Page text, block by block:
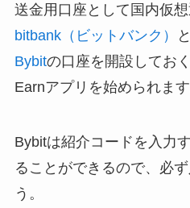
送金用口座として国内仮
bitbank（ビットバンク）
Bybitの口座を開設してお
Earnアプリを始められます
Bybitは紹介コードを入力
ることができるので、必
う。